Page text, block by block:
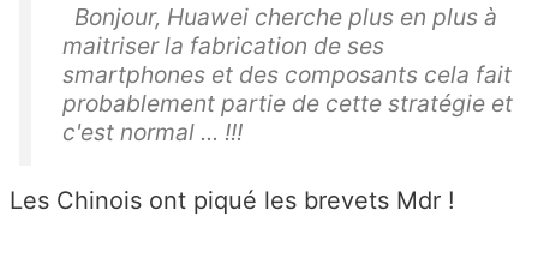
Bonjour, Huawei cherche plus en plus à
maitriser la fabrication de ses
smartphones et des composants cela fait
probablement partie de cette stratégie et
c'est normal ... !!!
Les Chinois ont piqué les brevets Mdr !